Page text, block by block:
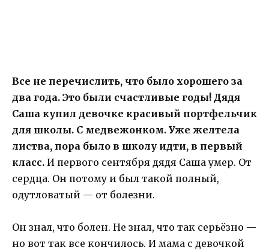
Все не перечислить, что было хорошего за
два года. Это были счастливые годы! Дядя
Саша купил девочке красивый портфельчик
для школы. С медвежонком. Уже желтела
листва, пора было в школу идти, в первый
класс. И первого сентября дядя Саша умер. От
сердца. Он потому и был такой полный,
одутловатый — от болезни.
Он знал, что болен. Не знал, что так серьёзно —
но вот так все кончилось. И мама с девочкой